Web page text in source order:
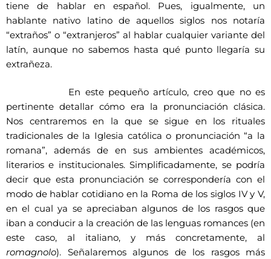
tiene de hablar en español. Pues, igualmente, un
hablante nativo latino de aquellos siglos nos notaría
“extraños” o “extranjeros” al hablar cualquier variante del
latín, aunque no sabemos hasta qué punto llegaría su
extrañeza.
En este pequeño artículo, creo que no es
pertinente detallar cómo era la pronunciación clásica.
Nos centraremos en la que se sigue en los rituales
tradicionales de la Iglesia católica o pronunciación “a la
romana”, además de en sus ambientes académicos,
literarios e institucionales. Simplificadamente, se podría
decir que esta pronunciación se correspondería con el
modo de hablar cotidiano en la Roma de los siglos IV y V,
en el cual ya se apreciaban algunos de los rasgos que
iban a conducir a la creación de las lenguas romances (en
este caso, al italiano, y más concretamente, al
romagnolo). Señalaremos algunos de los rasgos más